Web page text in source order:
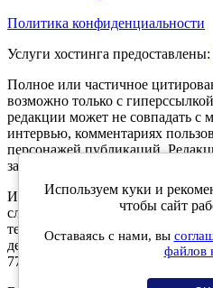
Политика конфиденциальности
Услуги хостинга предоставлены:
Полное или частичное
возможно только с
редакции может не совпадать
интервью, комментариях
персонажей публикаций.
за текст комментариев читателей.
Интернет-портал Kirov.online
службе по надзору в сфере
технологий и массовых
декабря 2019 года.
77189.
Используем куки и
чтобы сайт
Оставаясь с нами, вы
файлов